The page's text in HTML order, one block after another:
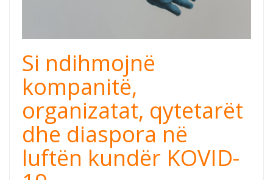
Si ndihmojnë
kompanitë,
organizatat, qytetarët
dhe diaspora në
luftën kundër KOVID-